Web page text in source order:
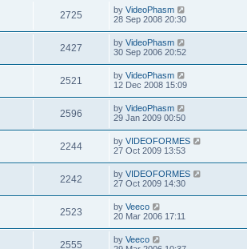
2725 by VideoPhasm
28 Sep 2008 20:30
2427 by VideoPhasm
30 Sep 2006 20:52
2521 by VideoPhasm
12 Dec 2008 15:09
2596 by VideoPhasm
29 Jan 2009 00:50
2244 by VIDEOFORMES
27 Oct 2009 13:53
2242 by VIDEOFORMES
27 Oct 2009 14:30
2523 by Veeco
20 Mar 2006 17:11
2555 by Veeco